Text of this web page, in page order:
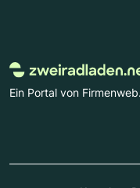
Ein Portal von